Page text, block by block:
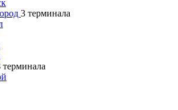
3 терминала
терминала